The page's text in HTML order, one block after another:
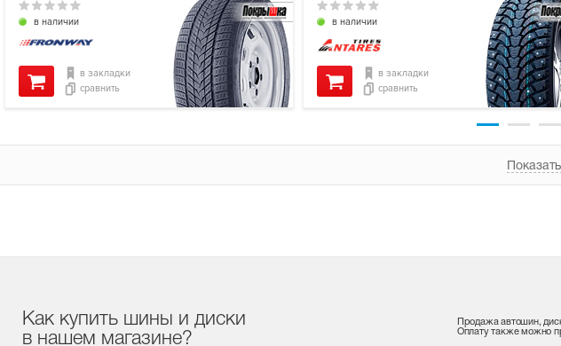
в наличии
в закладки
сравнить
в наличии
в закладки
сравнить
Как купить шины и диски
в нашем магазине?
Продажа автошин,
Оплату также можно